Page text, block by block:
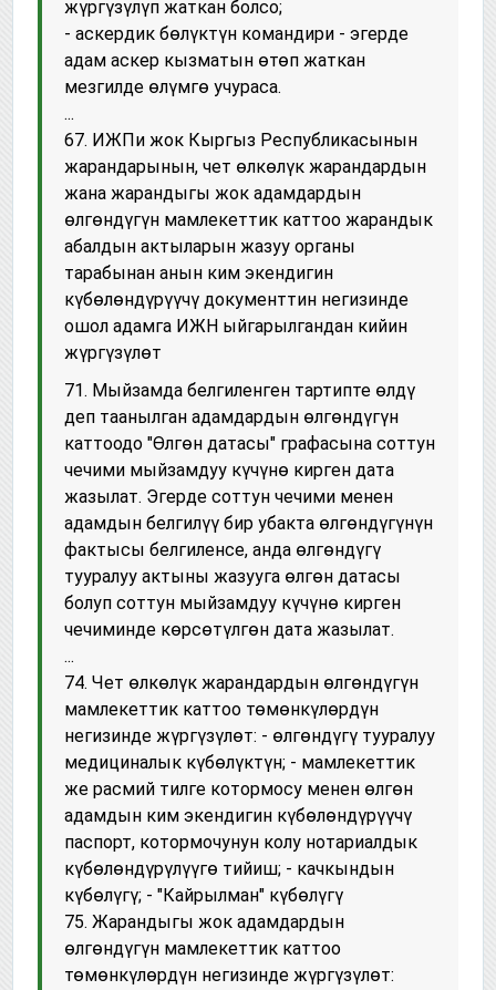
жүргүзүлүп жаткан болсо;
- аскердик бөлүктүн командири - эгерде
адам аскер кызматын өтөп жаткан
мезгилде өлүмгө учураса.
...
67. ИЖПи жок Кыргыз Республикасынын
жарандарынын, чет өлкөлүк жарандардын
жана жарандыгы жок адамдардын
өлгөндүгүн мамлекеттик каттоо жарандык
абалдын актыларын жазуу органы
тарабынан анын ким экендигин
күбөлөндүрүүчү документтин негизинде
ошол адамга ИЖН ыйгарылгандан кийин
жүргүзүлөт
71. Мыйзамда белгиленген тартипте өлдү
деп таанылган адамдардын өлгөндүгүн
каттоодо "Өлгөн датасы" графасына соттун
чечими мыйзамдуу күчүнө кирген дата
жазылат. Эгерде соттун чечими менен
адамдын белгилүү бир убакта өлгөндүгүнүн
фактысы белгиленсе, анда өлгөндүгү
тууралуу актыны жазууга өлгөн датасы
болуп соттун мыйзамдуу күчүнө кирген
чечиминде көрсөтүлгөн дата жазылат.
...
74. Чет өлкөлүк жарандардын өлгөндүгүн
мамлекеттик каттоо төмөнкүлөрдүн
негизинде жүргүзүлөт: - өлгөндүгү тууралуу
медициналык күбөлүктүн; - мамлекеттик
же расмий тилге котормосу менен өлгөн
адамдын ким экендигин күбөлөндүрүүчү
паспорт, котормочунун колу нотариалдык
күбөлөндүрүлүүгө тийиш; - качкындын
күбөлүгү; - "Кайрылман" күбөлүгү
75. Жарандыгы жок адамдардын
өлгөндүгүн мамлекеттик каттоо
төмөнкүлөрдүн негизинде жүргүзүлөт: